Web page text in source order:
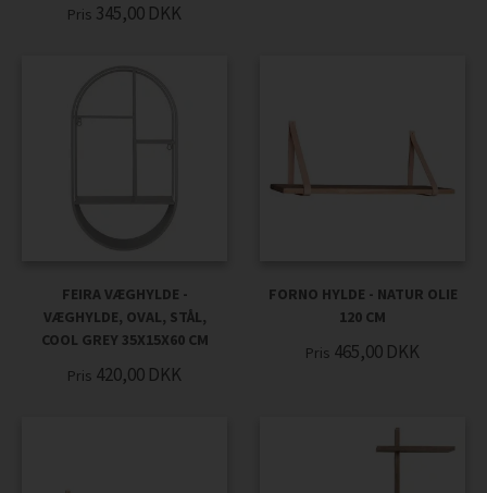
Pris 345,00 DKK
FEIRA VÆGHYLDE -
VÆGHYLDE, OVAL, STÅL,
COOL GREY 35X15X60 CM
Pris 420,00 DKK
FORNO HYLDE - NATUR OLIE
120 CM
Pris 465,00 DKK